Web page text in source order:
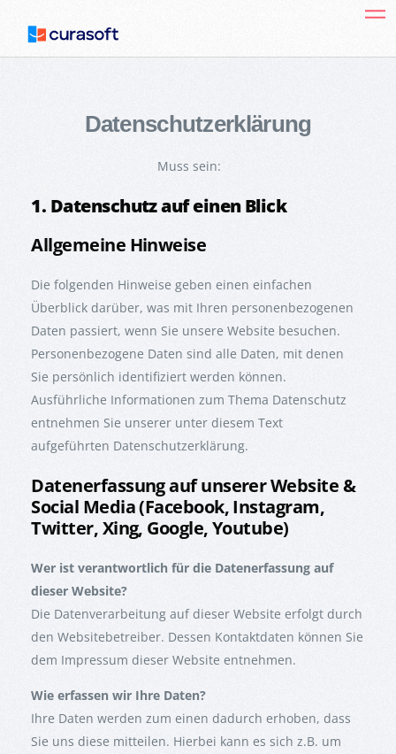
Datenschutzerklärung
Muss sein:
1. Datenschutz auf einen Blick
Allgemeine Hinweise
Die folgenden Hinweise geben einen einfachen
Überblick darüber, was mit Ihren personenbezogenen
Daten passiert, wenn Sie unsere Website besuchen.
Personenbezogene Daten sind alle Daten, mit denen
Sie persönlich identifiziert werden können.
Ausführliche Informationen zum Thema Datenschutz
entnehmen Sie unserer unter diesem Text
aufgeführten Datenschutzerklärung.
Datenerfassung auf unserer Website &
Social Media (Facebook, Instagram,
Twitter, Xing, Google, Youtube)
Wer ist verantwortlich für die Datenerfassung auf
dieser Website?
Die Datenverarbeitung auf dieser Website erfolgt durch
den Websitebetreiber. Dessen Kontaktdaten können Sie
dem Impressum dieser Website entnehmen.
Wie erfassen wir Ihre Daten?
Ihre Daten werden zum einen dadurch erhoben, dass
Sie uns diese mitteilen. Hierbei kann es sich z.B. um